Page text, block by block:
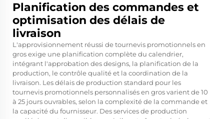
Planification des commandes et
optimisation des délais de
livraison
L'approvisionnement réussi de tournevis promotionnels en
gros exige une planification complète du calendrier,
intégrant l'approbation des designs, la planification de la
production, le contrôle qualité et la coordination de la
livraison. Les délais de production standard pour les
tournevis promotionnels personnalisés en gros varient de 10
à 25 jours ouvrables, selon la complexité de la commande et
la capacité du fournisseur. Des services de production